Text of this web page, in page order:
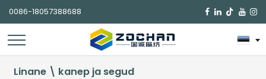
0086-18057388688 
Linane \ kanep ja segud